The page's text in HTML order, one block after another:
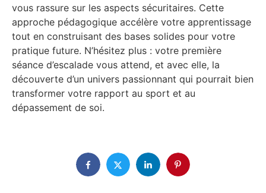
vous rassure sur les aspects sécuritaires. Cette
approche pédagogique accélère votre apprentissage
tout en construisant des bases solides pour votre
pratique future. N’hésitez plus : votre première
séance d’escalade vous attend, et avec elle, la
découverte d’un univers passionnant qui pourrait bien
transformer votre rapport au sport et au
dépassement de soi.